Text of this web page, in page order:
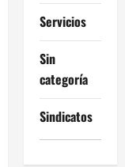
Servicios
Sin
categoría
Sindicatos